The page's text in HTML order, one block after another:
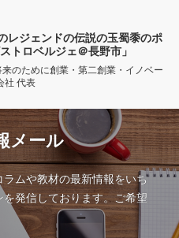
ジェンドの伝説の玉蜀黍のポ
トロベルジェ＠長野市」
のために創業・第二創業・イノベー
社 代表
メール
ムや教材の最新情報をいち
発信しております。ご希望